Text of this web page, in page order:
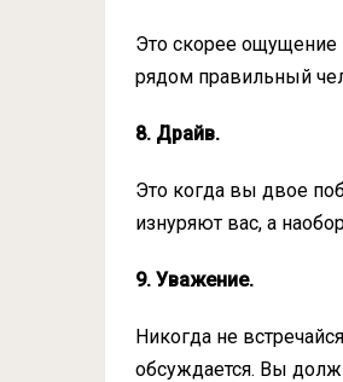
Это скорее ощущение
рядом правильный
8. Драйв.
Это когда вы двое
изнуряют вас, а
9. Уважение.
Никогда не
обсуждается. Вы